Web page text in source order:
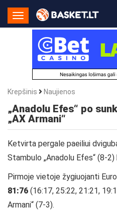
Toggle
Navigation
Krepšinis Naujienos
„Anadolu Efes“ po
„AX Armani“
Ketvirta pergale paeiliui
Stambulo „Anadolu Efes“ (8-2)
Pirmoje vietoje žygiuojanti
81:76 (16:17, 25:22, 21:21,
Armani“ (7-3).